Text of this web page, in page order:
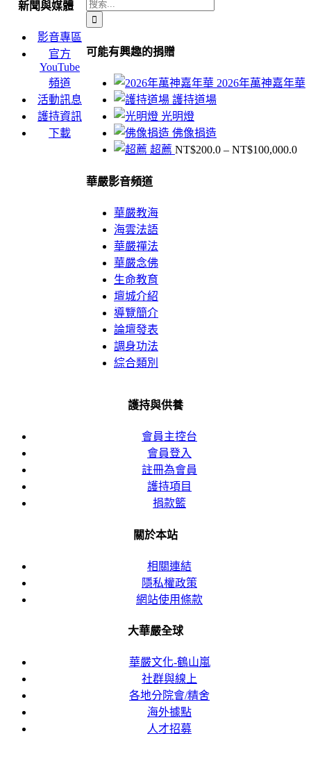
搜
索
果：
可能有興趣的捐贈
2026年萬神嘉年華
護持道場
光明燈
佛像捐造
超薦 NT$200.0 – NT$100,000.0價
華嚴影音頻道
華嚴教海
海雲法語
華嚴禪法
華嚴念佛
生命教育
壇城介紹
導覽簡介
論壇發表
調身功法
綜合類別
新聞與媒體
影音專區
官方
YouTube
頻道
活動訊息
護持資訊
下載
護持與供養
會員主控台
會員登入
註冊為會員
護持項目
捐款籃
關於本站
相關連結
隱私權政策
網站使用條款
大華嚴全球
華嚴文化-鶴山嵐
社群與線上
各地分院會/精舍
海外據點
人才招募